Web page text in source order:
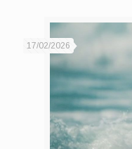
17/02/2026